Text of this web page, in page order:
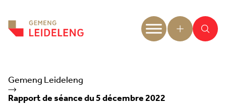
Gemeng Leideleng
Rapport de séance du 5 décembre 2022